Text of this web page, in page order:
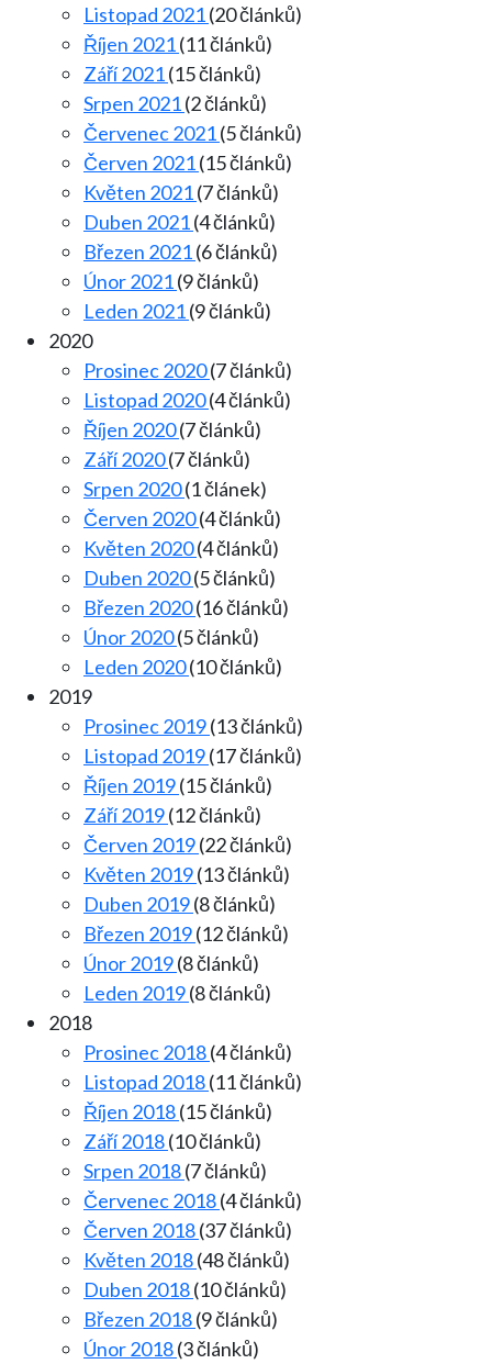
Listopad 2021(20 článků)
Říjen 2021(11 článků)
Září 2021(15 článků)
Srpen 2021(2 článků)
Červenec 2021(5 článků)
Červen 2021(15 článků)
Květen 2021(7 článků)
Duben 2021(4 článků)
Březen 2021(6 článků)
Únor 2021(9 článků)
Leden 2021(9 článků)
2020
Prosinec 2020(7 článků)
Listopad 2020(4 článků)
Říjen 2020(7 článků)
Září 2020(7 článků)
Srpen 2020(1 článek)
Červen 2020(4 článků)
Květen 2020(4 článků)
Duben 2020(5 článků)
Březen 2020(16 článků)
Únor 2020(5 článků)
Leden 2020(10 článků)
2019
Prosinec 2019(13 článků)
Listopad 2019(17 článků)
Říjen 2019(15 článků)
Září 2019(12 článků)
Červen 2019(22 článků)
Květen 2019(13 článků)
Duben 2019(8 článků)
Březen 2019(12 článků)
Únor 2019(8 článků)
Leden 2019(8 článků)
2018
Prosinec 2018(4 článků)
Listopad 2018(11 článků)
Říjen 2018(15 článků)
Září 2018(10 článků)
Srpen 2018(7 článků)
Červenec 2018(4 článků)
Červen 2018(37 článků)
Květen 2018(48 článků)
Duben 2018(10 článků)
Březen 2018(9 článků)
Únor 2018(3 článků)